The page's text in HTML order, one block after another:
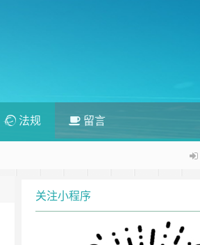
法规 留言
关注小程序